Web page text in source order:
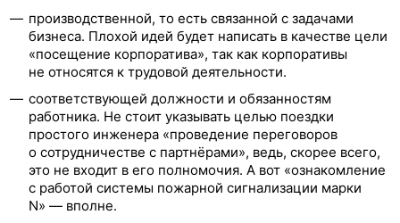
производственной, то есть связанной с задачами
бизнеса. Плохой идей будет написать в качестве цели
«посещение корпоратива», так как корпоративы
не относятся к трудовой деятельности.
соответствующей должности и обязанностям
работника. Не стоит указывать целью поездки
простого инженера «проведение переговоров
о сотрудничестве с партнёрами», ведь, скорее всего,
это не входит в его полномочия. А вот «ознакомление
с работой системы пожарной сигнализации марки
N» — вполне.